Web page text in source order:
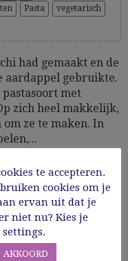
Pasta
vegetarisch
had gemaakt en de
aardappel gebruikte.
met
zich heel makkelijk,
ze te maken. In
te accepteren.
cookies om je
ervan uit dat je
niet nu? Kies je
AKKOORD